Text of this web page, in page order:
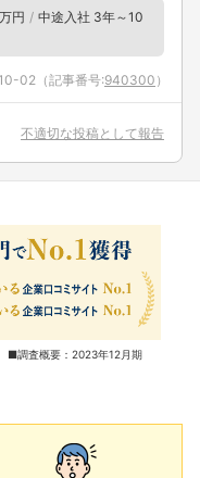
円
中途入社 3年～10
02 （記事番号:940300 ）
不適切な投稿として報告
■調査概要：2023年12月期